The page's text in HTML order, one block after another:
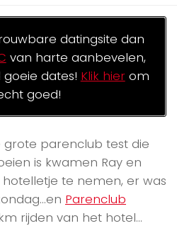
datingsite dan
van harte aanbevelen,
dates! Klik hierom
goed!
grote parenclub test die
is kwamen Ray en
te nemen, er was
Parenclub
rijden van het hotel…